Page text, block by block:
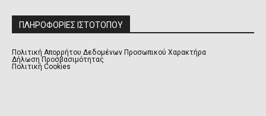
ΠΛΗΡΟΦΟΡΙΕΣ ΙΣΤΟΤΟΠΟΥ
Πολιτική Απορρήτου Δεδομένων Προσωπικού Χαρακτήρα
Δήλωση Προσβασιμότητας
Πολιτική Cookies